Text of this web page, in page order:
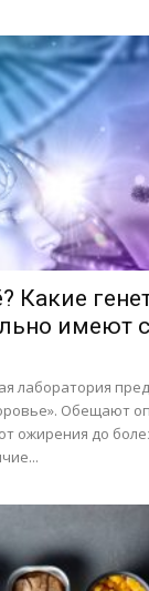
Какие
имеют
лаборатория
Обещают
ожирения до